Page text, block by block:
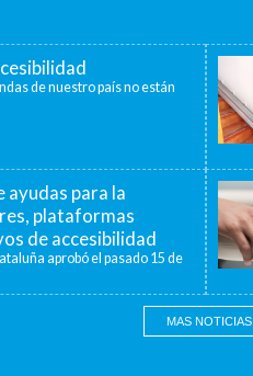
de nuestro país no están
ayudas para la
plataformas
de accesibilidad
aprobó el pasado 15 de
MAS NOTICIAS